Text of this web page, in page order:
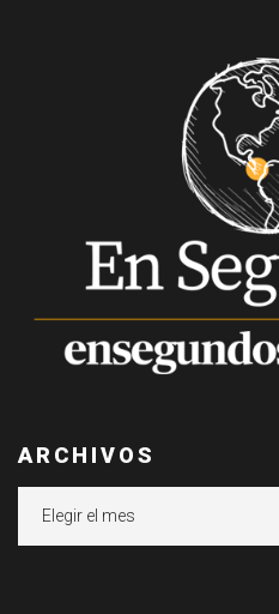
ARCHIVOS